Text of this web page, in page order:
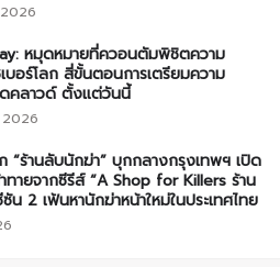
หมุดหมายที่ควอนตัมพิชิตความ
บอร์โลก สี่ขั้นตอนการเตรียมความ
คลาวด์ ตั้งแต่วันนี้
“ร้านลับนักฆ่า” บุกกลางกรุงเทพฯ เปิด
ทายจากซีรีส์ “A Shop for Killers ร้าน
น 2 เฟ้นหานักฆ่าหน้าใหม่ในประเทศไทย